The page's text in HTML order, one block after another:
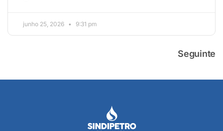
junho 25, 2026 9:31 pm
Seguinte